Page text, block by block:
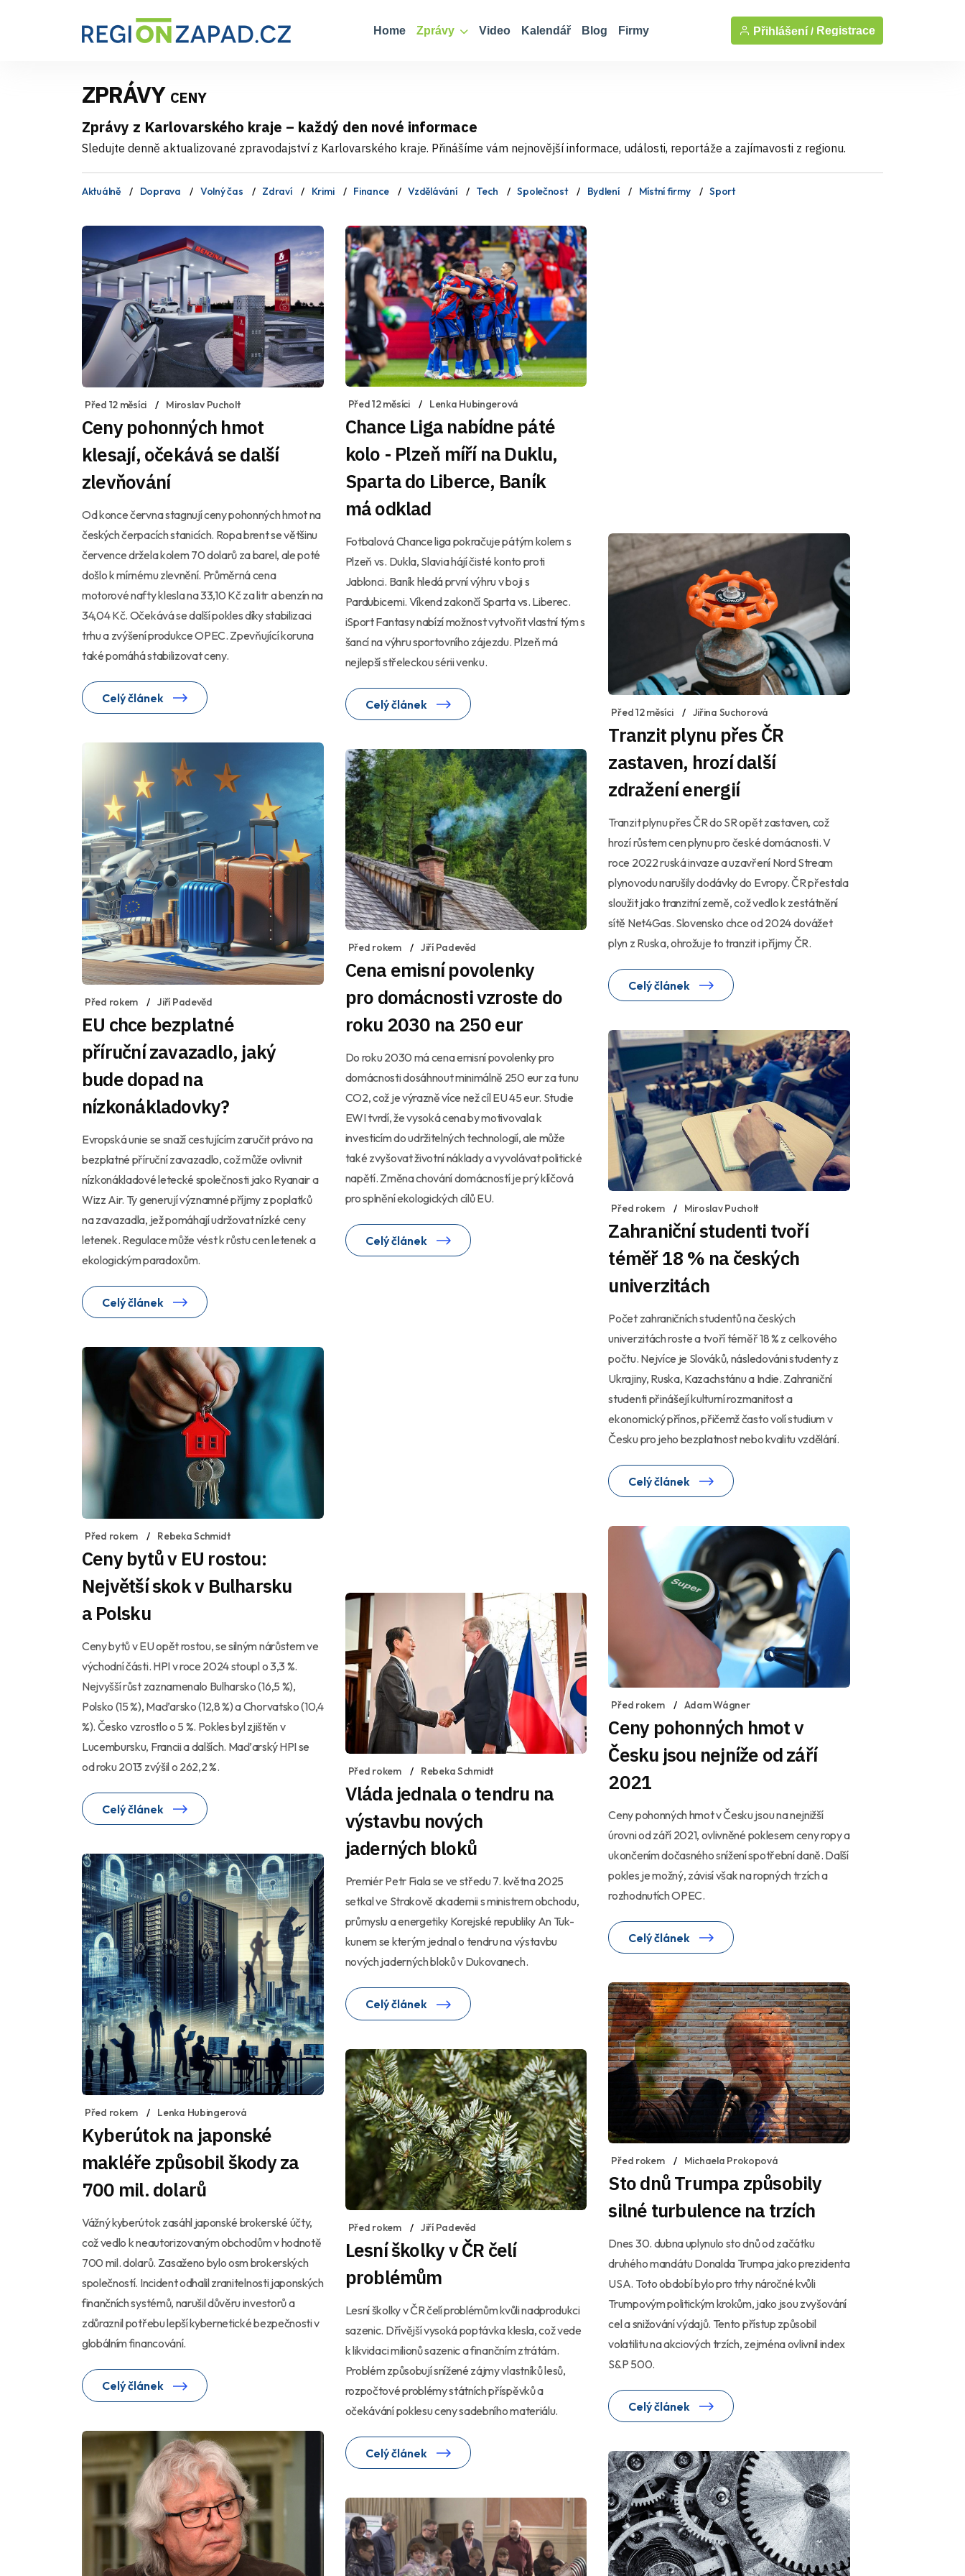
Home Zprávy Video Kalendář Blog Firmy Přihlášení / Registrace
ZPRÁVY CENY
Zprávy z Karlovarského kraje – každý den nové informace
Sledujte denně aktualizované zpravodajství z Karlovarského kraje. Přinášíme vám nejnovější informace, události, reportáže a zajímavosti z regionu.
Aktuálně Doprava Volný čas Zdraví Krimi Finance Vzdělávání Tech Společnost Bydlení Místní firmy Sport
Před 12 měsíci Miroslav Pucholt
Ceny pohonných hmot
klesají, očekává se další
zlevňování
Od konce června stagnují ceny pohonných hmot na
českých čerpacích stanicích. Ropa brent se většinu
července držela kolem 70 dolarů za barel, ale poté
došlo k mírnému zlevnění. Průměrná cena
motorové nafty klesla na 33,10 Kč za litr a benzín na
34,04 Kč. Očekává se další pokles díky stabilizaci
trhu a zvýšení produkce OPEC. Zpevňující koruna
také pomáhá stabilizovat ceny.
Celý článek
Před 12 měsíci Lenka Hubingerová
Chance Liga nabídne páté
kolo - Plzeň míří na Duklu,
Sparta do Liberce, Baník
má odklad
Fotbalová Chance liga pokračuje pátým kolem s
Plzeň vs. Dukla, Slavia hájí čisté konto proti
Jablonci. Baník hledá první výhru v boji s
Pardubicemi. Víkend zakončí Sparta vs. Liberec.
iSport Fantasy nabízí možnost vytvořit vlastní tým s
šancí na výhru sportovního zájezdu. Plzeň má
nejlepší střeleckou sérii venku.
Celý článek
Před 12 měsíci Jiřina Suchorová
Tranzit plynu přes ČR
zastaven, hrozí další
zdražení energií
Tranzit plynu přes ČR do SR opět zastaven, což
hrozí růstem cen plynu pro české domácnosti. V
roce 2022 ruská invaze a uzavření Nord Stream
plynovodu narušily dodávky do Evropy. ČR přestala
sloužit jako tranzitní země, což vedlo k zestátnění
sítě Net4Gas. Slovensko chce od 2024 dovážet
plyn z Ruska, ohrožuje to tranzit i příjmy ČR.
Celý článek
Před rokem Jiří Padevěd
EU chce bezplatné
příruční zavazadlo, jaký
bude dopad na
nízkonákladovky?
Evropská unie se snaží cestujícím zaručit právo na
bezplatné příruční zavazadlo, což může ovlivnit
nízkonákladové letecké společnosti jako Ryanair a
Wizz Air. Ty generují významné příjmy z poplatků
na zavazadla, jež pomáhají udržovat nízké ceny
letenek. Regulace může vést k růstu cen letenek a
ekologickým paradoxům.
Celý článek
Před rokem Jiří Padevěd
Cena emisní povolenky
pro domácnosti vzroste do
roku 2030 na 250 eur
Do roku 2030 má cena emisní povolenky pro
domácnosti dosáhnout minimálně 250 eur za tunu
CO2, což je výrazně více než cíl EU 45 eur. Studie
EWI tvrdí, že vysoká cena by motivovala k
investicím do udržitelných technologií, ale může
také zvyšovat životní náklady a vyvolávat politické
napětí. Změna chování domácností je prý klíčová
pro splnění ekologických cílů EU.
Celý článek
Před rokem Miroslav Pucholt
Zahraniční studenti tvoří
téměř 18 % na českých
univerzitách
Počet zahraničních studentů na českých
univerzitách roste a tvoří téměř 18 % z celkového
počtu. Nejvíce je Slováků, následováni studenty z
Ukrajiny, Ruska, Kazachstánu a Indie. Zahraniční
studenti přinášejí kulturní rozmanitost a
ekonomický přínos, přičemž často volí studium v
Česku pro jeho bezplatnost nebo kvalitu vzdělání.
Celý článek
Před rokem Rebeka Schmidt
Ceny bytů v EU rostou:
Největší skok v Bulharsku
a Polsku
Ceny bytů v EU opět rostou, se silným nárůstem ve
východní části. HPI v roce 2024 stoupl o 3,3 %.
Nejvyšší růst zaznamenalo Bulharsko (16,5 %),
Polsko (15 %), Maďarsko (12,8 %) a Chorvatsko (10,4
%). Česko vzrostlo o 5 %. Pokles byl zjištěn v
Lucembursku, Francii a dalších. Maďarský HPI se
od roku 2013 zvýšil o 262,2 %.
Celý článek
Před rokem Adam Wágner
Ceny pohonných hmot v
Česku jsou nejníže od září
2021
Ceny pohonných hmot v Česku jsou na nejnižší
úrovni od září 2021, ovlivněné poklesem ceny ropy a
ukončením dočasného snížení spotřební daně. Další
pokles je možný, závisí však na ropných trzích a
rozhodnutích OPEC.
Celý článek
Před rokem Rebeka Schmidt
Vláda jednala o tendru na
výstavbu nových
jaderných bloků
Premiér Petr Fiala se ve středu 7. května 2025
setkal ve Strakově akademii s ministrem obchodu,
průmyslu a energetiky Korejské republiky An Tuk-
kunem se kterým jednal o tendru na výstavbu
nových jaderných bloků v Dukovanech.
Celý článek
Před rokem Lenka Hubingerová
Kyberútok na japonské
makléře způsobil škody za
700 mil. dolarů
Vážný kyberútok zasáhl japonské brokerské účty,
což vedlo k neautorizovaným obchodům v hodnotě
700 mil. dolarů. Zasaženo bylo osm brokerských
společností. Incident odhalil zranitelnosti japonských
finančních systémů, narušil důvěru investorů a
zdůraznil potřebu lepší kybernetické bezpečnosti v
globálním financování.
Celý článek
Před rokem Michaela Prokopová
Sto dnů Trumpa způsobily
silné turbulence na trzích
Dnes 30. dubna uplynulo sto dnů od začátku
druhého mandátu Donalda Trumpa jako prezidenta
USA. Toto období bylo pro trhy náročné kvůli
Trumpovým politickým krokům, jako jsou zvyšování
cel a snižování výdajů. Tento přístup způsobil
volatilitu na akciových trzích, zejména ovlivnil index
S&P 500.
Celý článek
Před rokem Jiří Padevěd
Lesní školky v ČR čelí
problémům
Lesní školky v ČR čelí problémům kvůli nadprodukci
sazenic. Dřívější vysoká poptávka klesla, což vede
k likvidaci milionů sazenic a finančním ztrátám.
Problém způsobují snížené zájmy vlastníků lesů,
rozpočtové problémy státních příspěvků a
očekávání poklesu ceny sadebního materiálu.
Celý článek